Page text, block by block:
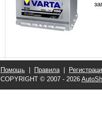
Помощь Правила|
COPYRIGHT © 2007 - 2026